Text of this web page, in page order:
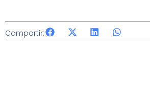
Compartir: